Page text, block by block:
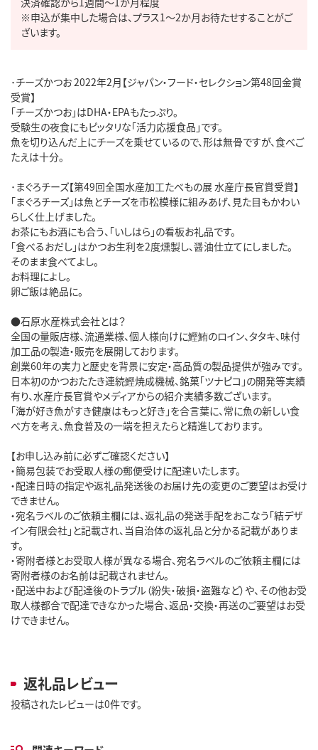
※申込が集中した場合は、プラス1～2か月お待たせすることがご
ざいます。
･チーズかつお 2022年2月【ジャパン・フード・セレクション第48回金賞
受賞】
「チーズかつお」はDHA・EPAもたっぷり。
受験生の夜食にもピッタリな「活力応援食品」です。
魚を切り込んだ上にチーズを乗せているので、形は無骨ですが、食べご
たえは十分。
･まぐろチーズ【第49回全国水産加工たべもの展 水産庁長官賞受賞】
「まぐろチーズ」は魚とチーズを市松模様に組みあげ、見た目もかわい
らしく仕上げました。
お茶にもお酒にも合う、「いしはら」の看板お礼品です。
「食べるおだし」はかつお生利を2度燻製し、醤油仕立てにしました。
そのまま食べてよし。
お料理によし。
卵ご飯は絶品に。
●石原水産株式会社とは？
全国の量販店様、流通業様、個人様向けに鰹鮪のロイン、タタキ、味付
加工品の製造・販売を展開しております。
創業60年の実力と歴史を背景に安定・高品質の製品提供が強みです。
日本初のかつおたたき連続鰹焼成機械、銘菓「ツナピコ」の開発等実績
有り、水産庁長官賞やメディアからの紹介実績多数ございます。
「海が好き魚がすき健康はもっと好き」を合言葉に、常に魚の新しい食
べ方を考え、魚食普及の一端を担えたらと精進しております。
【お申し込み前に必ずご確認ください】
・簡易包装でお受取人様の郵便受けに配達いたします。
・配達日時の指定や返礼品発送後のお届け先の変更のご要望はお受け
できません。
・宛名ラベルのご依頼主欄には、返礼品の発送手配をおこなう「結デザ
イン有限会社」と記載され、当自治体の返礼品と分かる記載がありま
す。
・寄附者様とお受取人様が異なる場合、宛名ラベルのご依頼主欄には
寄附者様のお名前は記載されません。
・配送中および配達後のトラブル（紛失・破損・盗難など）や、その他お受
取人様都合で配達できなかった場合、返品・交換・再送のご要望はお受
けできません。
返礼品レビュー
投稿されたレビューは0件です。